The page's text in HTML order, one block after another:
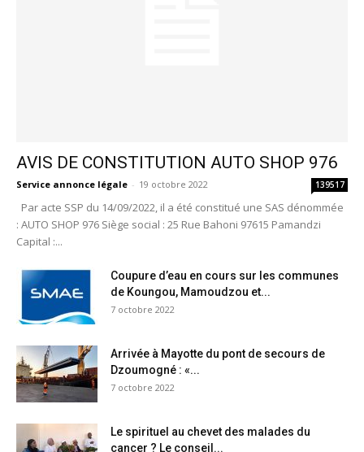
AVIS DE CONSTITUTION AUTO SHOP 976
Service annonce légale - 19 octobre 2022 139517
Par acte SSP du 14/09/2022, il a été constitué une SAS dénommée
: AUTO SHOP 976 Siège social : 25 Rue Bahoni 97615 Pamandzi
Capital :...
Coupure d’eau en cours sur les communes
de Koungou, Mamoudzou et...
7 octobre 2022
Arrivée à Mayotte du pont de secours de
Dzoumogné : «...
7 octobre 2022
Le spirituel au chevet des malades du
cancer ? Le conseil...